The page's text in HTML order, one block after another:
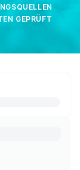
GEPRÜFT